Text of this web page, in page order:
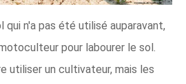
qui n'a pas été utilisé auparavant,
pour labourer le sol.
utiliser un cultivateur, mais les